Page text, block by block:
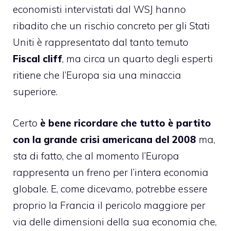
economisti intervistati dal WSJ hanno
ribadito che un rischio concreto per gli Stati
Uniti è rappresentato dal tanto temuto
Fiscal cliff, ma circa un quarto degli esperti
ritiene che l’Europa sia una minaccia
superiore.
Certo è bene ricordare che tutto è partito
con la grande crisi americana del 2008 ma,
sta di fatto, che al momento l’Europa
rappresenta un freno per l’intera economia
globale. E, come dicevamo, potrebbe essere
proprio la Francia il pericolo maggiore per
via delle dimensioni della sua economia che,